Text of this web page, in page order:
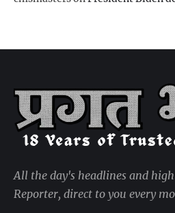
All the day's headlines and
Reporter, direct to you every